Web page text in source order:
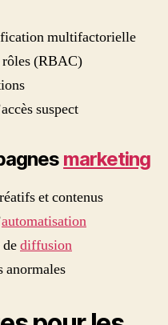
multifactorielle
rôles (RBAC)
suspect
marketing
et contenus
automatisation
diffusion
anormales